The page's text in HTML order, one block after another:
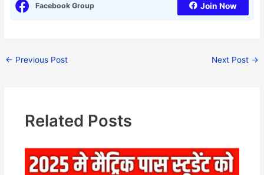
Facebook Group Join Now
← Previous Post Next Post →
Related Posts